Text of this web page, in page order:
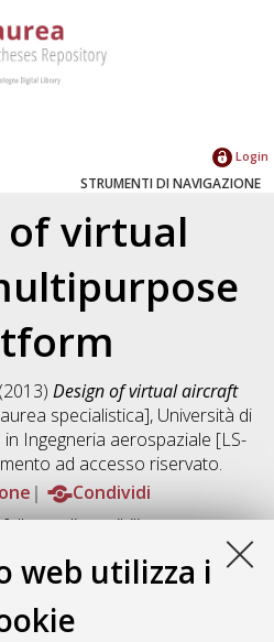
web utilizza i
Login
STRUMENTI DI NAVIGAZIONE
of virtual
(2013)Design of virtual aircraft
specialistica], Università di
in Ingegneria aerospaziale [LS-
ad accesso riservato.
Condividi
text disponibili:
|